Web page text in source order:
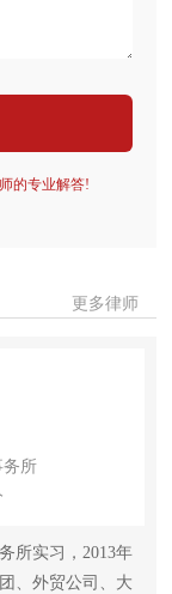
的专业解答!
更多律师
务所
所实习，2013年
、外贸公司、大